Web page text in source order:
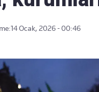
14 Ocak, 2026 - 00:46